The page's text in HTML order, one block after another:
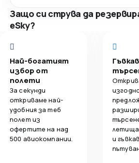
Защо си струва да
eSky?
Най-богатият
избор от
полети
За секунди
откриваме най-
удобния за теб
полет из
офертите на над
500 авиокомпании.
и